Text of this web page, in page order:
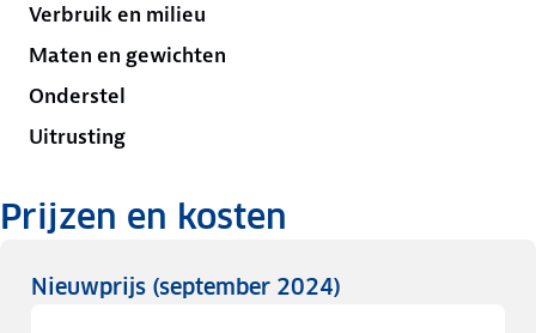
Verbruik en milieu
Maten en gewichten
Onderstel
Uitrusting
Prijzen en kosten
Nieuwprijs (september 2024)